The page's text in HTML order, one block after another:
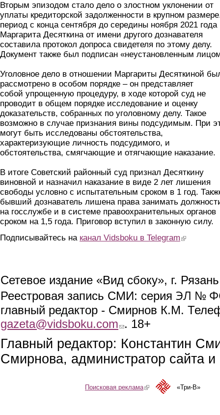
Вторым эпизодом стало дело о злостном уклонении от
уплаты кредиторской задолженности в крупном
период с конца сентября до середины ноября 2021 года
Маргарита Десяткина от имени другого дознавателя
составила протокол допроса свидетеля по этому делу.
Документ также был подписан «неустановленным
Уголовное дело в отношении Маргариты Десяткиной
рассмотрено в особом порядке – он представляет
собой упрощенную процедуру, в ходе которой суд не
проводит в общем порядке исследование и оценку
доказательств, собранных по уголовному делу. Такое
возможно в случае признания вины подсудимым. При
могут быть исследованы обстоятельства,
характеризующие личность подсудимого, и
обстоятельства, смягчающие и отягчающие наказание.
В итоге Советский районный суд признал Десяткину
виновной и назначил наказание в виде 2 лет лишения
свободы условно с испытательным сроком в 1 год.
бывший дознаватель лишена права занимать
на госслужбе и в системе правоохранительных органов
сроком на 1,5 года. Приговор вступил в законную силу.
Подписывайтесь на канал Vidsboku в Telegram (link is
Сетевое издание «Вид сбоку», г.
Реестровая запись СМИ: серия ЭЛ №
главный редактор - Смирнов К.М.
gazeta@vidsboku.com (link sends e-mail)
. 18+
Главный редактор: Константин
Смирнова, администратор сайта
Поисковая реклама(link is external)«Три-В»